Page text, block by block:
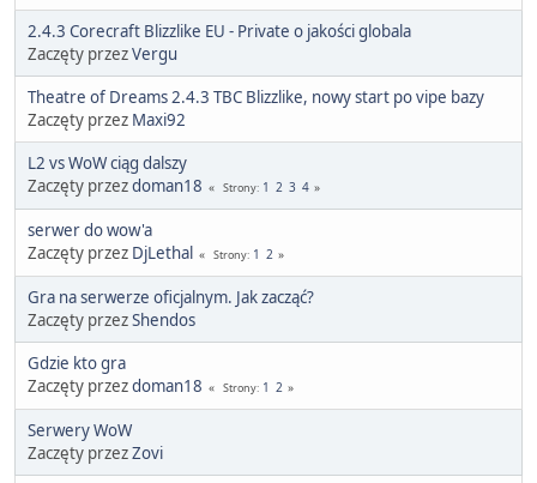
2.4.3 Corecraft Blizzlike EU - Private o jakości globala
Zaczęty przezVergu
Theatre of Dreams 2.4.3 TBC Blizzlike, nowy start po vipe bazy
Zaczęty przez Maxi92
L2 vs WoW ciąg dalszy
Zaczęty przezdoman18 Strony 1 2 3 4
serwer do wow'a
Zaczęty przez DjLethal Strony 1 2
Gra na serwerze oficjalnym. Jak zacząć?
Zaczęty przezShendos
Gdzie kto gra
Zaczęty przezdoman18 Strony 1 2
Serwery WoW
Zaczęty przezZovi